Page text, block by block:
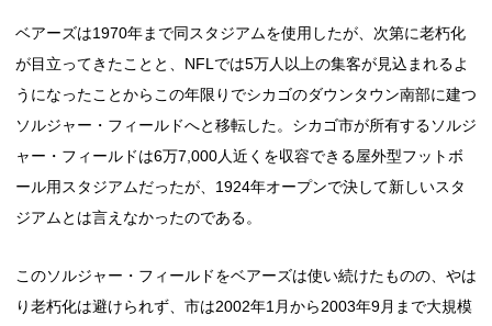
ベアーズは1970年まで同スタジアムを使用したが、次第に老朽化
が目立ってきたことと、NFLでは5万人以上の集客が見込まれるよ
うになったことからこの年限りでシカゴのダウンタウン南部に建つ
ソルジャー・フィールドへと移転した。シカゴ市が所有するソルジ
ャー・フィールドは6万7,000人近くを収容できる屋外型フットボ
ール用スタジアムだったが、1924年オープンで決して新しいスタ
ジアムとは言えなかったのである。
このソルジャー・フィールドをベアーズは使い続けたものの、やは
り老朽化は避けられず、市は2002年1月から2003年9月まで大規模